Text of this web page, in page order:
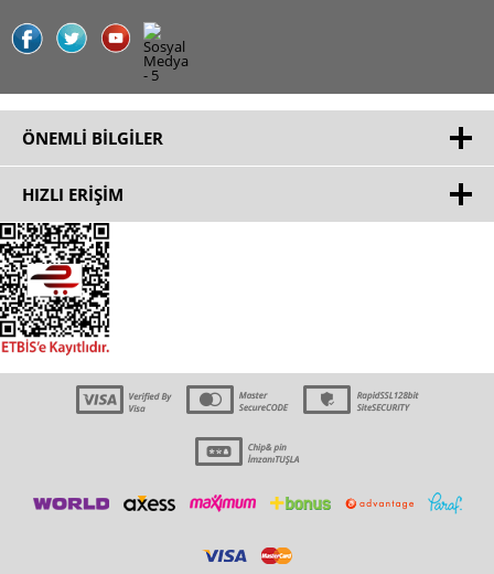
ÖNEMLI BILGILER
HIZLI ERIŞIM